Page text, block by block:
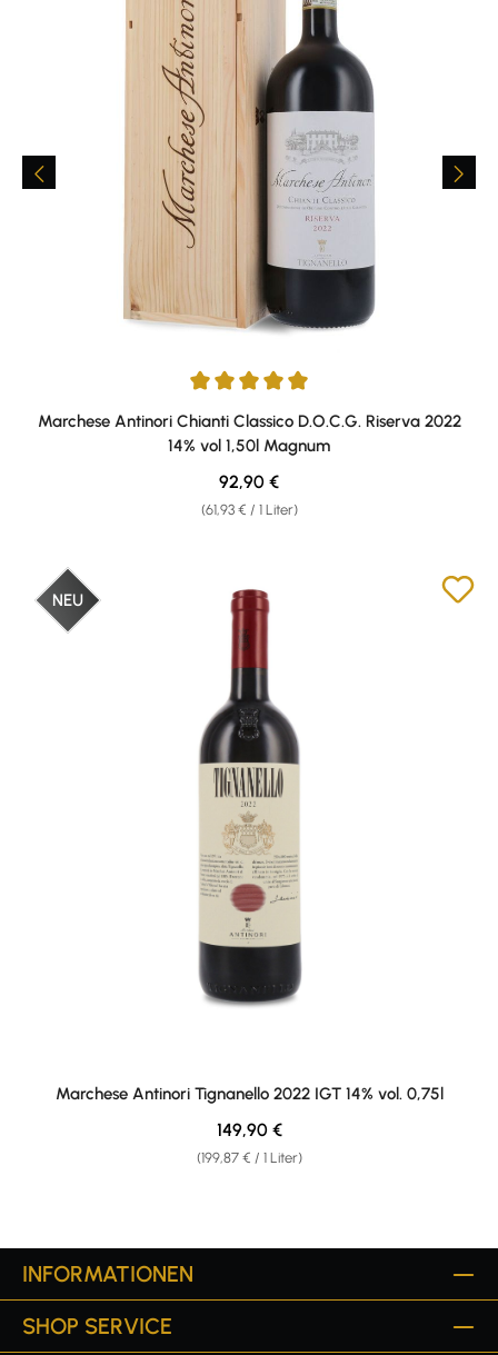
Durchschnittliche Bewertung von 5 von 5 Sternen
Marchese Antinori Chianti Classico D.O.C.G. Riserva 2022
14% vol 1,50l Magnum
(61,93 € / 1 Liter)
Regulärer Preis:
92,90 €
NEU
Marchese Antinori Tignanello 2022 IGT 14% vol. 0,75l
(199,87 € / 1 Liter)
Regulärer Preis:
149,90 €
INFORMATIONEN
SHOP SERVICE